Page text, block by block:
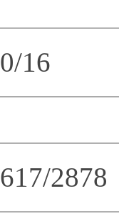
16
2878